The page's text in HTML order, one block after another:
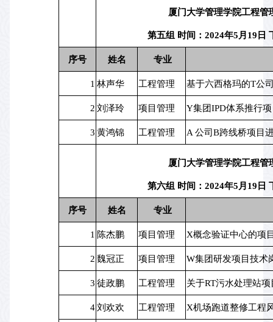
厦门大学管理学院工程管
第五组 时间：2024年5月19日
序号 姓名 专业
1 林声华 工程管理 基于六西格玛的T公
2 刘泽玲 项目管理 Y集团IPD体系推行
3 黄鸿锦 工程管理 A 公司B跨线桥项目
厦门大学管理学院工程管
第六组 时间：2024年5月19日
序号 姓名 专业
1 陈杰鹏 项目管理 X概念验证中心的项
2 魏冠正 项目管理 W集团研发项目技术
3 徒政鹏 工程管理 关于RT污水处理站
4刘欢欢 工程管理 X机场跑道整修工程